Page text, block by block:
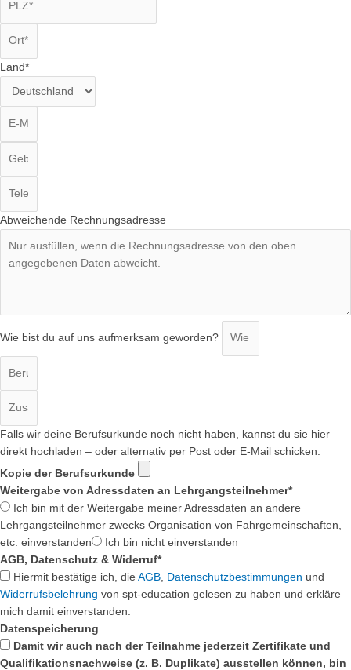
Land*
Abweichende Rechnungsadresse
Wie bist du auf uns aufmerksam geworden?
Falls wir deine Berufsurkunde noch nicht haben, kannst du sie hier
direkt hochladen – oder alternativ per Post oder E-Mail schicken.
Kopie der Berufsurkunde
Weitergabe von Adressdaten an Lehrgangsteilnehmer*
Ich bin mit der Weitergabe meiner Adressdaten an andere
Lehrgangsteilnehmer zwecks Organisation von Fahrgemeinschaften,
etc. einverstanden
Ich bin nicht einverstanden
AGB, Datenschutz & Widerruf*
Hiermit bestätige ich, die AGB Datenschutzbestimmungen und
Widerrufsbelehrung von spt-education gelesen zu haben und erkläre
mich damit einverstanden.
Datenspeicherung
Damit wir auch nach der Teilnahme jederzeit Zertifikate und
Qualifikationsnachweise (z. B. Duplikate) ausstellen können, bin